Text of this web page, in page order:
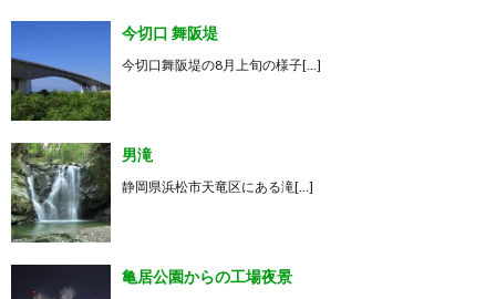
今切口 舞阪堤
今切口舞阪堤の8月上旬の様子[…]
男滝
静岡県浜松市天竜区にある滝[…]
亀居公園からの工場夜景